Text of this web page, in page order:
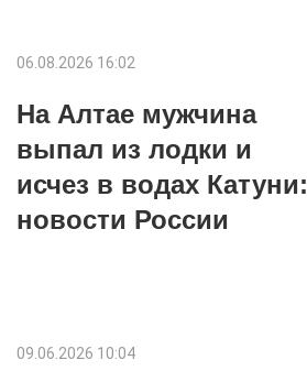
06.08.2026 16:02
На Алтае мужчина
выпал из лодки и
исчез в водах Катуни:
новости России
09.06.2026 10:04